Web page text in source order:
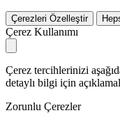
Çerezleri Özelleştir
Çerez Kullanımı
Çerez tercihlerinizi
detaylı bilgi için
Zorunlu Çerezler